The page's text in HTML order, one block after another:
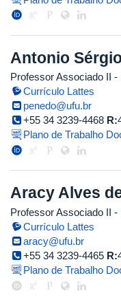
Antonio
Professor Associado II -
Currículo Lattes
penedo@ufu.br
+55 34 3239-4468 R:
Plano de Trabalho
Aracy Alves
Professor Associado II -
Currículo Lattes
aracy@ufu.br
+55 34 3239-4465 R:
Plano de Trabalho